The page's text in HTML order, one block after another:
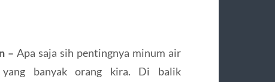
–Apa saja sih pentingnya minum air
banyak orang kira. Di balik